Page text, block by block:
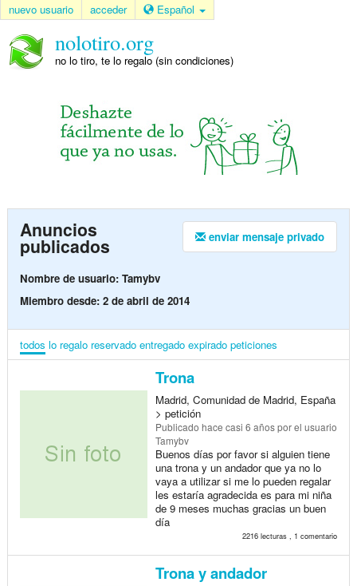
nuevo usuario acceder Español
nolotiro.org
no lo tiro, te lo regalo (sin condiciones)
enviar mensaje privado
Anuncios
publicados
Nombre de usuario: Tamybv
Miembro desde: 2 de abril de 2014
todos lo regalo reservado entregado expirado peticiones
Trona
Madrid, Comunidad de Madrid, España
> petición
Publicado hace casi 6 añospor el usuario
Tamybv
Buenos días por favor si alguien tiene
una trona y un andador que ya no lo
vaya a utilizar si me lo pueden regalar
les estaría agradecida es para mi niña
de 9 meses muchas gracias un buen
día
2216 lecturas , 1 comentario
Trona y andador